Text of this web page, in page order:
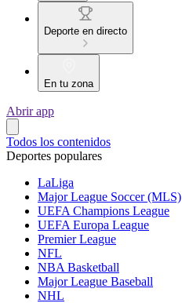
Deporte en directo
En tu zona
Abrir app
Todos los contenidos
Deportes populares
LaLiga
Major League Soccer (MLS)
UEFA Champions League
UEFA Europa League
Premier League
NFL
NBA Basketball
Major League Baseball
NHL